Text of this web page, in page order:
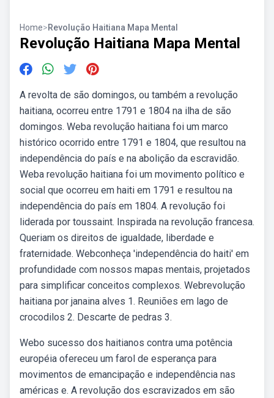
Home>Revolução Haitiana Mapa Mental
Revolução Haitiana Mapa Mental
A revolta de são domingos, ou também a revolução
haitiana, ocorreu entre 1791 e 1804 na ilha de são
domingos. Weba revolução haitiana foi um marco
histórico ocorrido entre 1791 e 1804, que resultou na
independência do país e na abolição da escravidão.
Weba revolução haitiana foi um movimento político e
social que ocorreu em haiti em 1791 e resultou na
independência do país em 1804. A revolução foi
liderada por toussaint. Inspirada na revolução francesa.
Queriam os direitos de igualdade, liberdade e
fraternidade. Webconheça 'independência do haiti' em
profundidade com nossos mapas mentais, projetados
para simplificar conceitos complexos. Webrevolução
haitiana por janaina alves 1. Reuniões em lago de
crocodilos 2. Descarte de pedras 3.
Webo sucesso dos haitianos contra uma potência
européia ofereceu um farol de esperança para
movimentos de emancipação e independência nas
américas e. A revolução dos escravizados em são